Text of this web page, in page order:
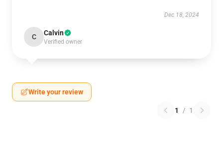
Dec 18, 2024
C Calvin
Verified owner
Write your review
1 / 1